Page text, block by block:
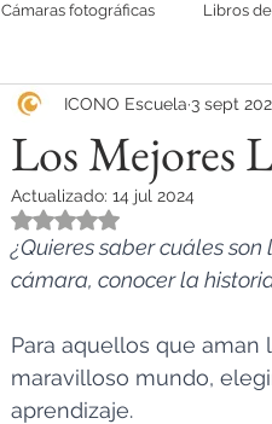
Cámaras fotográficas Libros
Los Mejores
ICONO Escuela 3 sept
Actualizado: 14 jul 2024
Obtuvo NaN de 5 estrellas.
¿Quieres saber cuáles
cámara, conocer la
Para aquellos que
maravilloso mundo,
aprendizaje.